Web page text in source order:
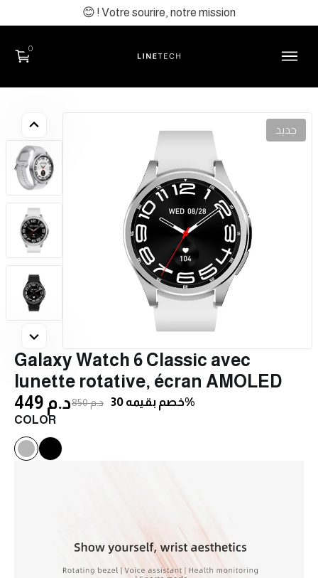
😊 ! Votre sourire, notre mission
0
جديد
Galaxy Watch 6 Classic avec
lunette rotative, écran AMOLED
449 د.م
850 د.م خصم بقيمه 30%
COLOR